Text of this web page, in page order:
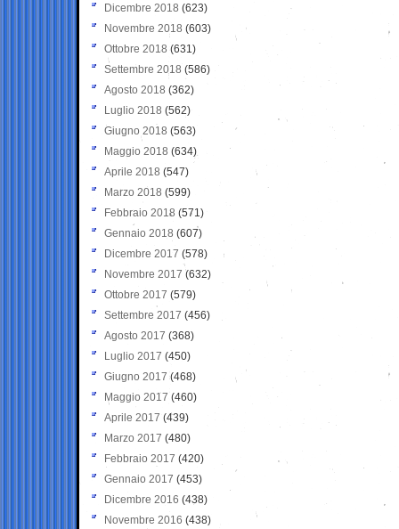
Dicembre 2018 (623)
Novembre 2018 (603)
Ottobre 2018 (631)
Settembre 2018 (586)
Agosto 2018 (362)
Luglio 2018 (562)
Giugno 2018 (563)
Maggio 2018 (634)
Aprile 2018 (547)
Marzo 2018 (599)
Febbraio 2018 (571)
Gennaio 2018 (607)
Dicembre 2017 (578)
Novembre 2017 (632)
Ottobre 2017 (579)
Settembre 2017 (456)
Agosto 2017 (368)
Luglio 2017 (450)
Giugno 2017 (468)
Maggio 2017 (460)
Aprile 2017 (439)
Marzo 2017 (480)
Febbraio 2017 (420)
Gennaio 2017 (453)
Dicembre 2016 (438)
Novembre 2016 (438)